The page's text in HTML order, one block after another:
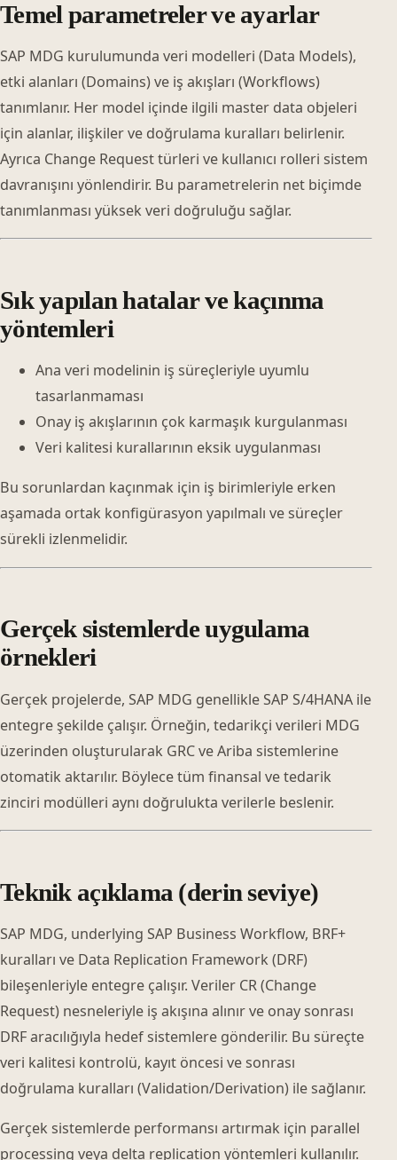
Temel parametreler ve ayarlar
SAP MDG kurulumunda veri modelleri (Data Models),
etki alanları (Domains) ve iş akışları (Workflows)
tanımlanır. Her model içinde ilgili master data objeleri
için alanlar, ilişkiler ve doğrulama kuralları belirlenir.
Ayrıca Change Request türleri ve kullanıcı rolleri sistem
davranışını yönlendirir. Bu parametrelerin net biçimde
tanımlanması yüksek veri doğruluğu sağlar.
Sık yapılan hatalar ve kaçınma
yöntemleri
Ana veri modelinin iş süreçleriyle uyumlu
tasarlanmaması
Onay iş akışlarının çok karmaşık kurgulanması
Veri kalitesi kurallarının eksik uygulanması
Bu sorunlardan kaçınmak için iş birimleriyle erken
aşamada ortak konfigürasyon yapılmalı ve süreçler
sürekli izlenmelidir.
Gerçek sistemlerde uygulama
örnekleri
Gerçek projelerde, SAP MDG genellikle SAP S/4HANA ile
entegre şekilde çalışır. Örneğin, tedarikçi verileri MDG
üzerinden oluşturularak GRC ve Ariba sistemlerine
otomatik aktarılır. Böylece tüm finansal ve tedarik
zinciri modülleri aynı doğrulukta verilerle beslenir.
Teknik açıklama (derin seviye)
SAP MDG, underlying SAP Business Workflow, BRF+
kuralları ve Data Replication Framework (DRF)
bileşenleriyle entegre çalışır. Veriler CR (Change
Request) nesneleriyle iş akışına alınır ve onay sonrası
DRF aracılığıyla hedef sistemlere gönderilir. Bu süreçte
veri kalitesi kontrolü, kayıt öncesi ve sonrası
doğrulama kuralları (Validation/Derivation) ile sağlanır.
Gerçek sistemlerde performansı artırmak için parallel
processing veya delta replication yöntemleri kullanılır.